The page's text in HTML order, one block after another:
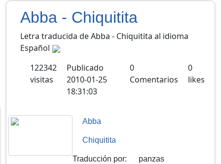
Abba - Chiquitita
Letra traducida de Abba - Chiquitita al idioma
Español
122342
visitas
Publicado
2010-01-25
18:31:03
0
Comentarios
0
likes
Abba
Chiquitita
Traducción por: panzas